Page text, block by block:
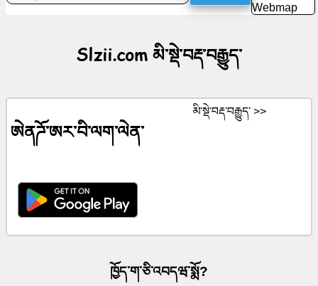
བརྒྱུད་
Webmap
Slzii.com མི་སྡེ་བརྡ་བརྒྱུད་
ཨེནཌོ་ཨར་བི་ལག་ལེན་
མི་སྡེ་བརྡ་བརྒྱུད་ >>
ཁྱོད༌ག༌ཅི༌འབདཝ༌སྨོ?